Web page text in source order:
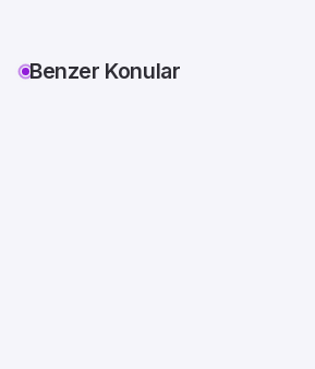
Benzer Konular